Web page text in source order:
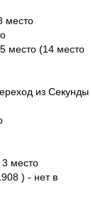
место
место (14 место
из Секунды
место
) - нет в